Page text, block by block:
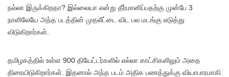
நல்லா இருக்கிறதா? இல்லையா என்று தீர்மானிப்பதற்கு முன்பே 3
நாளிலேயே அந்த படத்தின் முதலீட்டை விட பல மடங்கு எடுத்து
விடுகிறார்கள்.
தமிழகத்தில் உள்ள 900 தியேட்டர்களில் எல்லா காட்சிகளிலும் அதை
திரையிடுகிறார்கள். இதனால் அந்த படம் அதிக பணத்துக்கு வியாபாரமாகி